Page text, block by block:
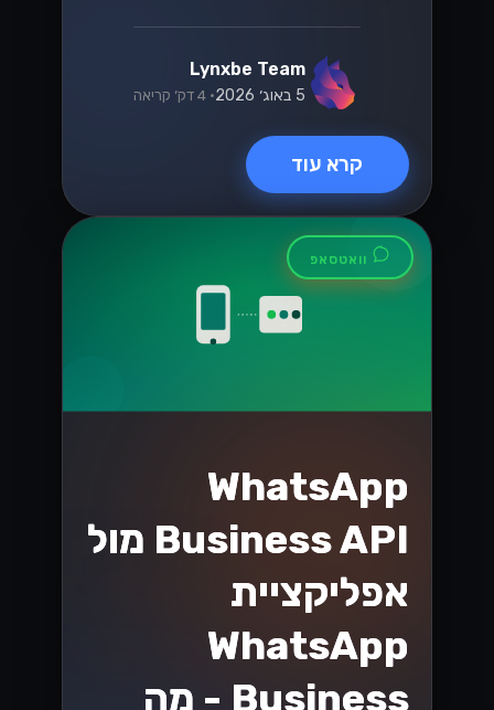
ישראליים עוברים
עסקים ישראליים מתמודדים עם אתגרים
מציע פתרון כולל לשיפור השירות והארגון,
ומסייע לעמוד בציפיות הלקוחות....
Lynxbe Team
וואטסאפ